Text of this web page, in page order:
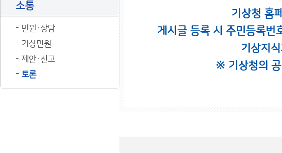
소통
민원·상담
기상민원
제안·신고
토론
기상청 홈
게시글 등록 시 주민등록번
기상지
※ 기상청의